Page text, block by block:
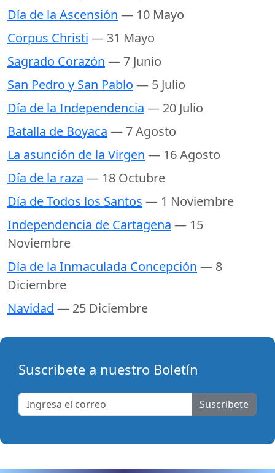
Día de la Ascensión — 10 Mayo
Corpus Christi — 31 Mayo
Sagrado Corazón — 7 Junio
San Pedro y San Pablo — 5 Julio
Día de la Independencia — 20 Julio
Batalla de Boyaca — 7 Agosto
La asunción de la Virgen — 16 Agosto
Día de la raza — 18 Octubre
Día de Todos los Santos — 1 Noviembre
Independencia de Cartagena — 15
Noviembre
Día de la Inmaculada Concepción — 8
Diciembre
Navidad — 25 Diciembre
Suscribete a nuestro Boletín
Suscribete